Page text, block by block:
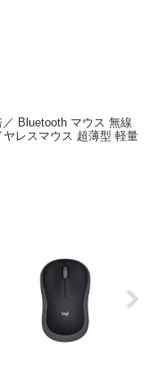
Bluetooth マウス 無線
レスマウス 超薄型 軽量